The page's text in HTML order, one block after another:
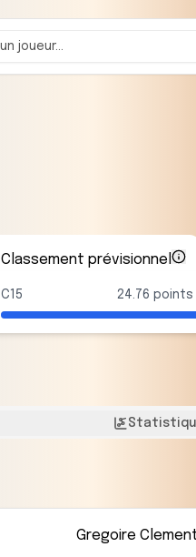
Classement prévisionnel
C15 24.76
Gregoire